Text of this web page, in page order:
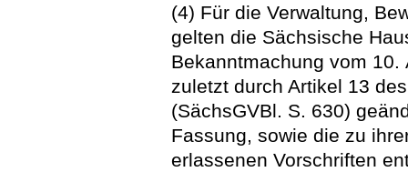
(4) Für die Verwaltung,
gelten die Sächsische
Bekanntmachung vom
zuletzt durch Artikel 13
(SächsGVBl. S. 630)
Fassung, sowie die zu
erlassenen Vorschriften